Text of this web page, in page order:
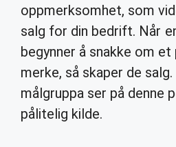
oppmerksomhet, som
salg for din bedrift. Når
begynner å snakke om
merke, så skaper de
målgruppa ser på denne
pålitelig kilde.